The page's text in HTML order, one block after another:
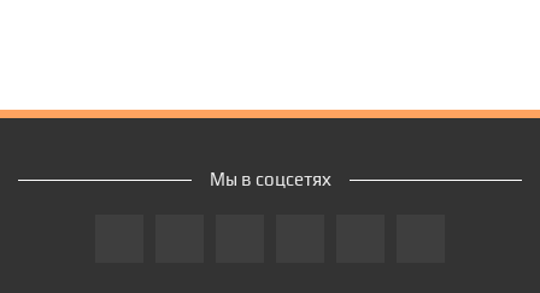
Мы в соцсетях